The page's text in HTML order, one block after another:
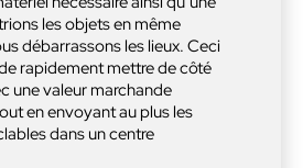
les objets en même
débarrassons les lieux. Ceci
rapidement mettre de côté
une valeur marchande
en envoyant au plus les
dans un centre